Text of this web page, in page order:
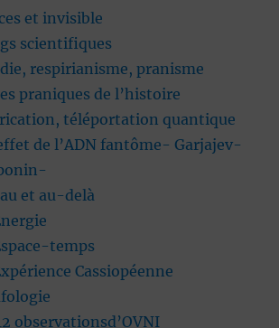
et invisible
scientifiques
respirianisme, pranisme
praniques de l’histoire
téléportation quantique
de l’ADN fantôme- Garjajev-
et au-delà
temps
Cassiopéenne
observationsd’OVNI